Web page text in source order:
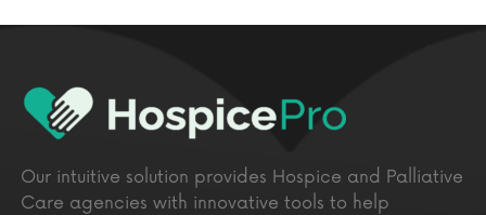
Our intuitive solution provides Hospice and Palliative
Care agencies with innovative tools to help